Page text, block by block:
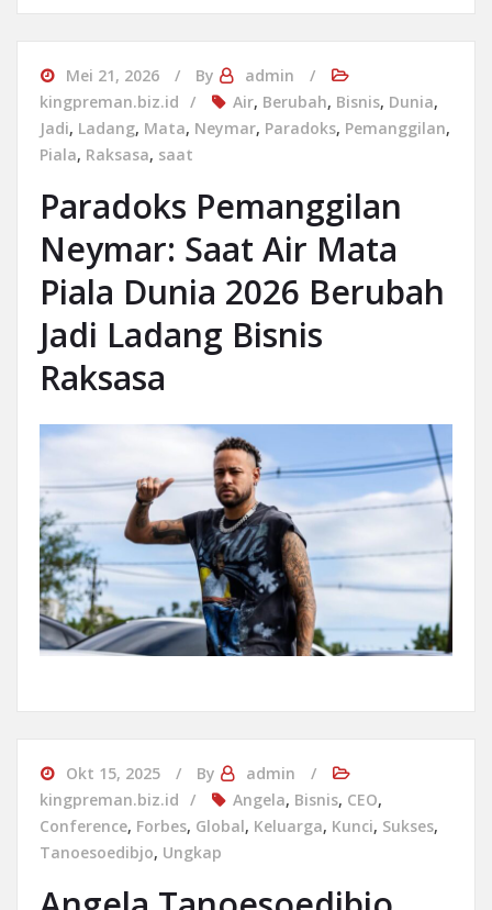
Mei 21, 2026 By
admin
kingpreman.biz.id
Air, Berubah, Bisnis, Dunia,
Jadi, Ladang, Mata, Neymar, Paradoks, Pemanggilan,
Piala, Raksasa, saat
Paradoks Pemanggilan
Neymar: Saat Air Mata
Piala Dunia 2026 Berubah
Jadi Ladang Bisnis
Raksasa
Okt 15, 2025 By
admin
kingpreman.biz.id
Angela, Bisnis, CEO,
Conference, Forbes, Global, Keluarga, Kunci, Sukses,
Tanoesoedibjo, Ungkap